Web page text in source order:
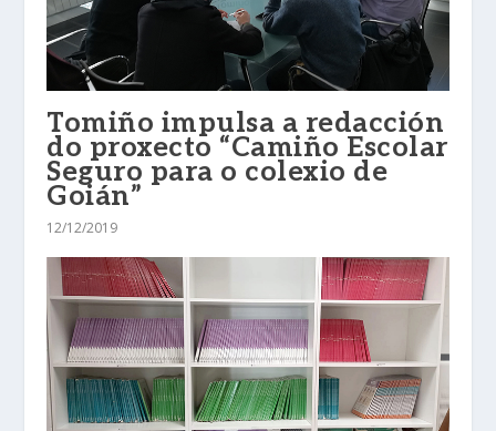
Tomiño impulsa a redacción
do proxecto “Camiño Escolar
Seguro para o colexio de
Goián”
12/12/2019